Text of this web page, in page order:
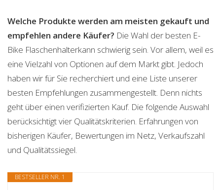
Welche Produkte werden am meisten gekauft und
empfehlen andere Käufer? Die Wahl der besten E-
Bike Flaschenhalterkann schwierig sein. Vor allem, weil es
eine Vielzahl von Optionen auf dem Markt gibt. Jedoch
haben wir für Sie recherchiert und eine Liste unserer
besten Empfehlungen zusammengestellt. Denn nichts
geht über einen verifizierten Kauf. Die folgende Auswahl
berücksichtigt vier Qualitätskriterien. Erfahrungen von
bisherigen Käufer, Bewertungen im Netz, Verkaufszahl
und Qualitätssiegel.
BESTSELLER NR. 1